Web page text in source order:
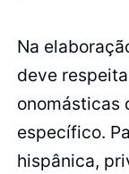
Na
deve
onomásticas
específico.
hispânica,